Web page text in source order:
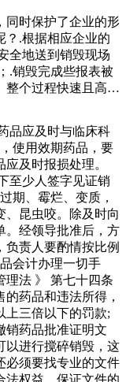
绍，当时他的车和
冲向对向车道。轿车
回马路上，轿车内
台新增处网点办收
。老奥迪停五年无
队一中队民警来到沈
物质转化为无害物
要专业的处理设备
，利用数据擦除软
信息泄露。这种方
销毁是通过加密算
可以在不破坏物理
软件和技术。.归档
感信主任龙世兴
文物差点当成废品处
个锈蚀斑斑的笨重
落到喜欢古物的市
旧蓄电池污染环境
期徒刑一年十一个
某某在文登区某村
同时保护了企业的形
？.根据相应企业的
全地送到销毁现场
.销毁完成些报表被
整个过程快速且高
造新纸的方法。这
想用互联网模式管
笔钱，请专业团队
曾尝试通过直播的
生兴趣，也有网友
售包括未爆弹药壳
地时间月日，叙利亚
一个金属废料场上，
安全事件，企业可能
销毁过期的食品是
：对于食品企业来
。如果大量的食品
解决这个难题，可
装、照片及数据卡
需求，这样方便了公
进行文。显然【废品
品应及时与临床科
使用效期药品，要
及时报损处理。
至少人签字见证销
期、霉烂、变质，
、昆虫咬。除及时向
。经领导批准后，方
负责人要酌情按比例
会计办理一切手
理法 》 第七十四条
药品和违法所得，
上三倍以下的罚款;
销药品批准证明文
以进行搅碎销毁，这
必须要找专业的文件